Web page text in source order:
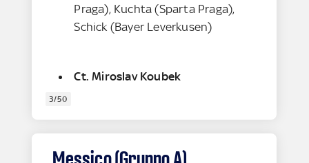
Praga), Kuchta (Sparta Praga),
Schick (Bayer Leverkusen)
Ct. Miroslav Koubek
3/50